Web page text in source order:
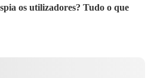
os utilizadores? Tudo o que